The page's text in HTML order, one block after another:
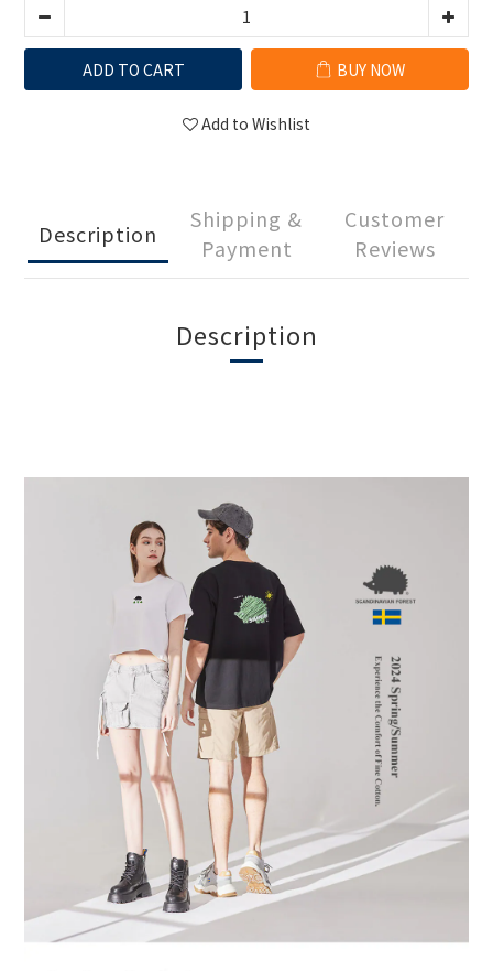
ADD TO CART BUY NOW
Add to Wishlist
Description
Shipping &
Payment
Customer
Reviews
Description